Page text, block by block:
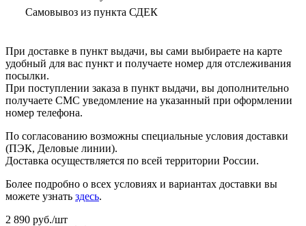
Самовывоз из пункта СДЕК
При доставке в пункт выдачи, вы сами выбираете на карте
удобный для вас пункт и получаете номер для отслеживания
посылки.
При поступлении заказа в пункт выдачи, вы дополнительно
получаете СМС уведомление на указанный при оформлении
номер телефона.
По согласованию возможны специальные условия доставки
(ПЭК, Деловые линии).
Доставка осуществляется по всей территории России.
Более подробно о всех условиях и вариантах доставки вы
можете узнать здесь.
2 890 руб./шт